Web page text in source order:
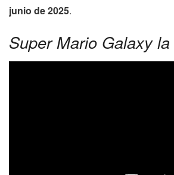
junio de 2025.
Super Mario Galaxy